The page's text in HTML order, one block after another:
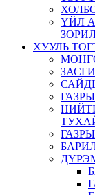
ҮЙЛ
ХУУЛЬ